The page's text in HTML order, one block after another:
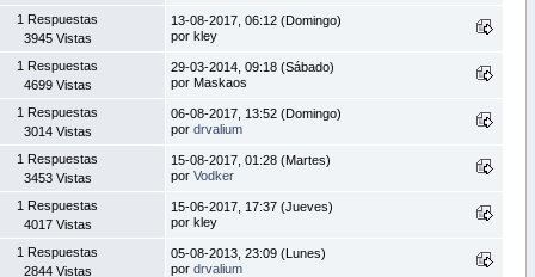
1 Respuestas
3945 Vistas
13-08-2017, 06:12 (Domingo)
por kley
1 Respuestas
4699 Vistas
29-03-2014, 09:18 (Sábado)
por Maskaos
1 Respuestas
3014 Vistas
06-08-2017, 13:52 (Domingo)
por drvalium
1 Respuestas
3453 Vistas
15-08-2017, 01:28 (Martes)
por Vodker
1 Respuestas
4017 Vistas
15-06-2017, 17:37 (Jueves)
por kley
1 Respuestas
2844 Vistas
05-08-2013, 23:09 (Lunes)
por drvalium